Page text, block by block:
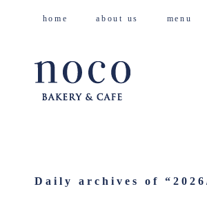
home about us menu
Daily archives of “